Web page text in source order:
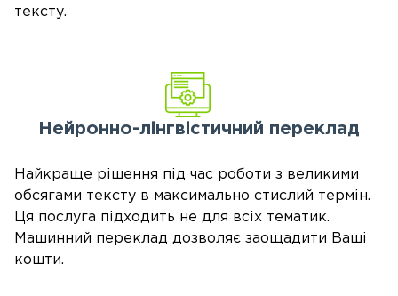
тексту.
Нейронно-лінгвістичний переклад
Найкраще рішення під час роботи з великими
обсягами тексту в максимально стислий термін.
Ця послуга підходить не для всіх тематик.
Машинний переклад дозволяє заощадити Ваші
кошти.